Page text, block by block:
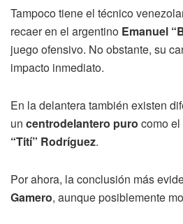
Tampoco tiene el técnico
recaer en el argentino Emanuel
juego ofensivo. No obstante, su
impacto inmediato.
En la delantera también existen
un centrodelantero puro como
“Tití” Rodríguez.
Por ahora, la conclusión más
Gamero, aunque posiblemente